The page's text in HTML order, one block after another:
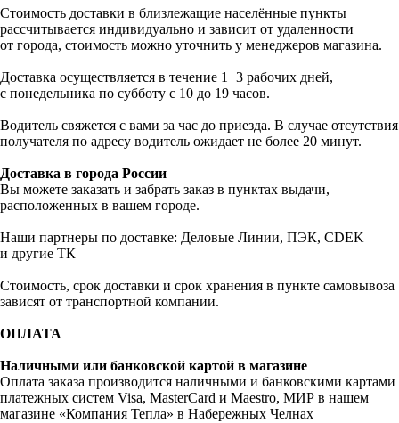
Стоимость доставки в близлежащие населённые пункты
рассчитывается индивидуально и зависит от удаленности
от города, стоимость можно уточнить у менеджеров магазина.
Доставка осуществляется в течение 1−3 рабочих дней,
с понедельника по субботу с 10 до 19 часов.
Водитель свяжется с вами за час до приезда. В случае отсутствия
получателя по адресу водитель ожидает не более 20 минут.
Доставка в города России
Вы можете заказать и забрать заказ в пунктах выдачи,
расположенных в вашем городе.
Наши партнеры по доставке: Деловые Линии, ПЭК, CDEK
и другие ТК
Стоимость, срок доставки и срок хранения в пункте самовывоза
зависят от транспортной компании.
ОПЛАТА
Наличными или банковской картой в магазине
Оплата заказа производится наличными и банковскими картами
платежных систем Visa, MasterCard и Maestro, МИР в нашем
магазине «Компания Тепла» в Набережных Челнах